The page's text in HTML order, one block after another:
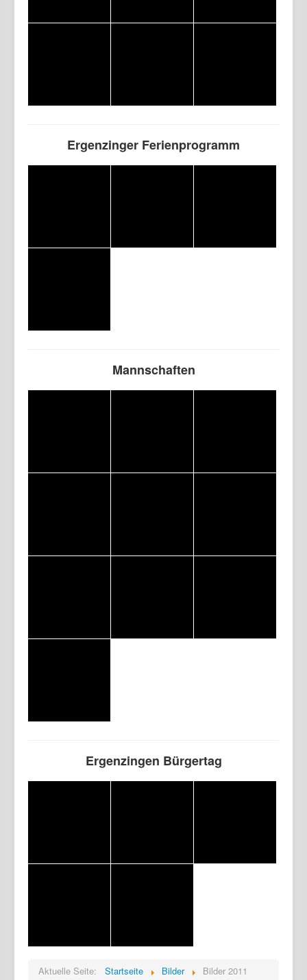
Ergenzinger Ferienprogramm
Mannschaften
Ergenzingen Bürgertag
Aktuelle Seite: Startseite Bilder Bilder 2011